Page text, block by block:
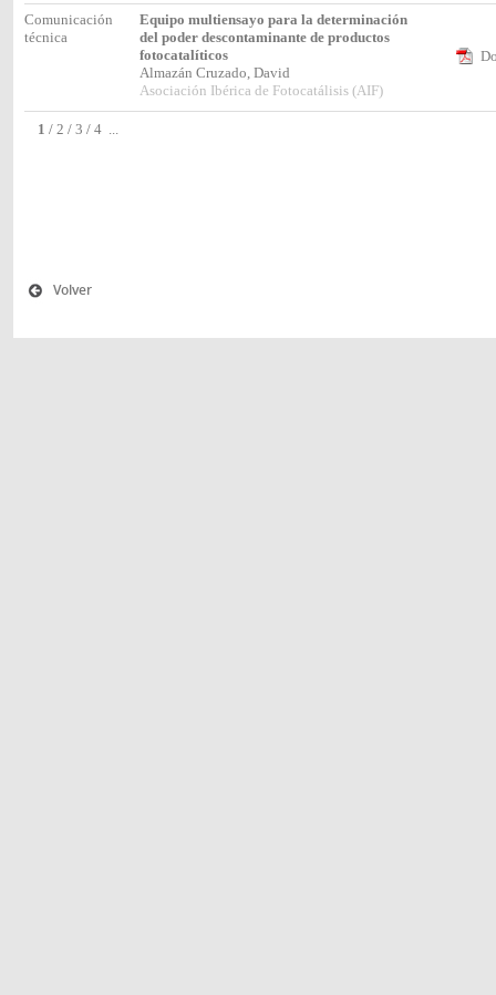
Comunicación
técnica
Equipo multiensayo para la determinación
del poder descontaminante de productos
fotocatalíticos
Almazán Cruzado, David
Asociación Ibérica de Fotocatálisis (AIF)
1 / 2 / 3 / 4 ...
Volver